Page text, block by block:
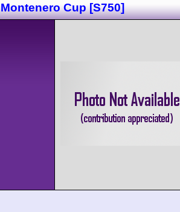
Montenero Cup [S750]